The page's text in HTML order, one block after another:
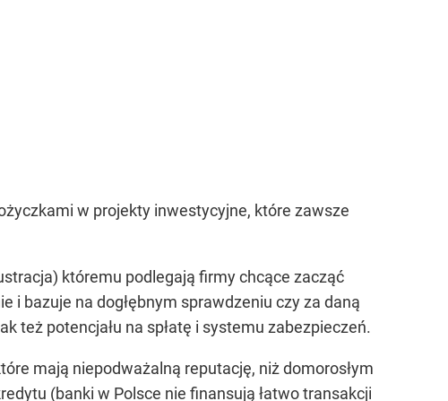
w projekty inwestycyjne, które zawsze
któremu podlegają firmy chcące zacząć
i bazuje na dogłębnym sprawdzeniu czy za daną
też potencjału na spłatę i systemu zabezpieczeń.
mają niepodważalną reputację, niż domorosłym
(banki w Polsce nie finansują łatwo transakcji